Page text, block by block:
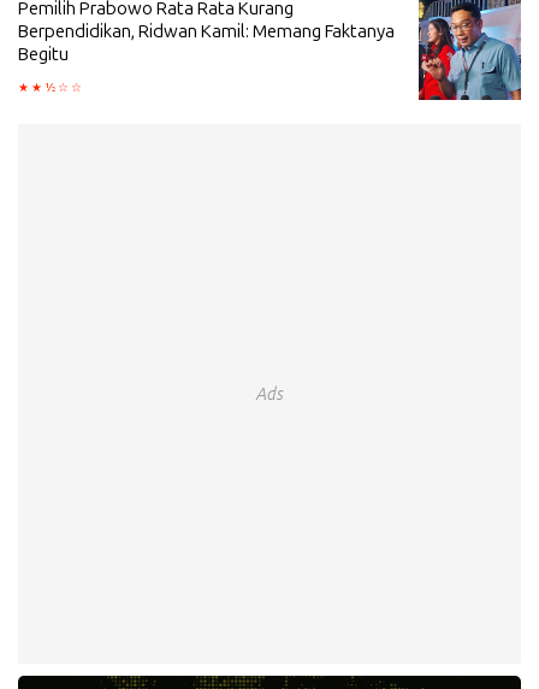
Pemilih Prabowo Rata Rata Kurang
Berpendidikan, Ridwan Kamil: Memang Faktanya
Begitu
Ads